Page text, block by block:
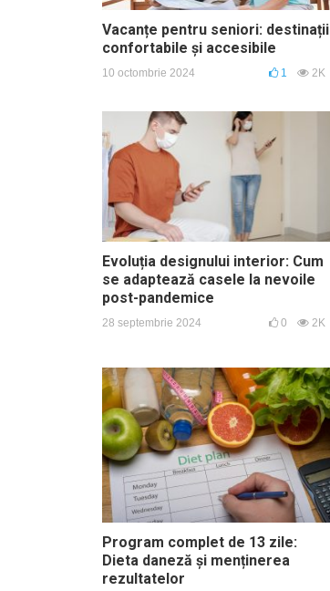
Vacanțe pentru seniori: destinații
confortabile și accesibile
10 octombrie 2024 1 2K
Evoluția designului interior: Cum
se adaptează casele la nevoile
post-pandemice
28 septembrie 2024 0 2K
Program complet de 13 zile:
Dieta daneză și menținerea
rezultatelor